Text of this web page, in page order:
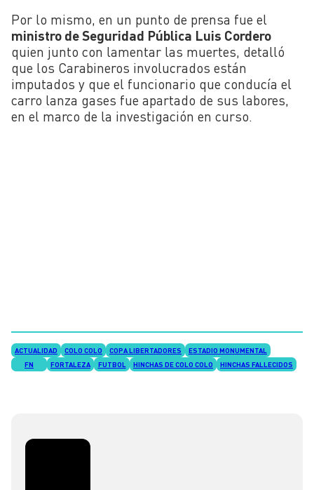
Por lo mismo, en un punto de prensa fue el
ministro de Seguridad Pública Luis Cordero
quien junto con lamentar las muertes, detalló
que los Carabineros involucrados están
imputados y que el funcionario que conducía el
carro lanza gases fue apartado de sus labores,
en el marco de la investigación en curso.
ACTUALIDAD COLO COLO COPA LIBERTADORES
ESTADIO MONUMENTAL
FN
FORTALEZA FUTBOL HINCHAS DE COLO COLO HINCHAS FALLECIDOS